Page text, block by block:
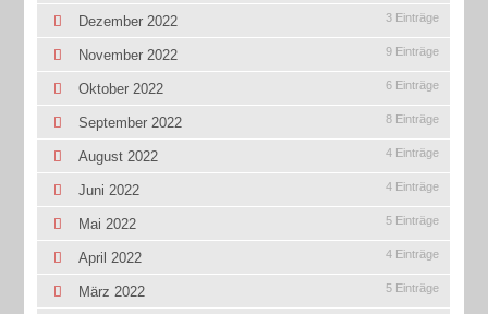
Dezember 2022 3 Einträge
November 2022 9 Einträge
Oktober 2022 6 Einträge
September 2022 8 Einträge
August 2022 4 Einträge
Juni 2022 4 Einträge
Mai 2022 5 Einträge
April 2022 4 Einträge
März 2022 5 Einträge